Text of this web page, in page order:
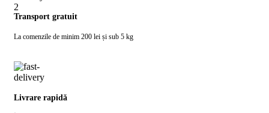
Transport gratuit
La comenzile de minim 200 lei și sub 5 kg
Livrare rapidă